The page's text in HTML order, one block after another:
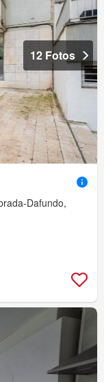
12 Fotos
Dafundo,